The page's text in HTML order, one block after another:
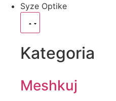
Syze Optike
Kategoria
Meshkuj